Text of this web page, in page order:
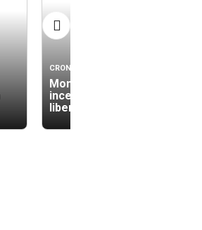
CRONACA
Monserrato, presunto
incendiario rimesso in
libertà